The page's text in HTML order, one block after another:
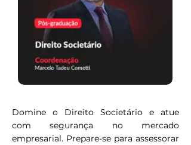
Domine o Direito Societário e atue
com segurança no mercado
empresarial. Prepare-se para assessorar